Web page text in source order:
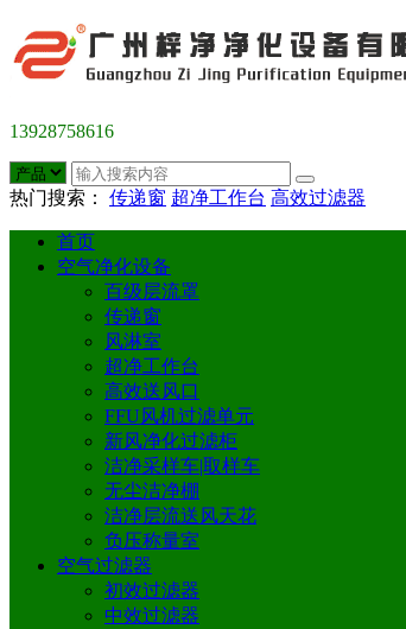
13928758616
热门搜索： 传递窗 超净工作台 高效过滤器
首页
空气净化设备
百级层流罩
传递窗
风淋室
超净工作台
高效送风口
FFU风机过滤单元
新风净化过滤柜
洁净采样车|取样车
无尘洁净棚
洁净层流送风天花
负压称量室
空气过滤器
初效过滤器
中效过滤器